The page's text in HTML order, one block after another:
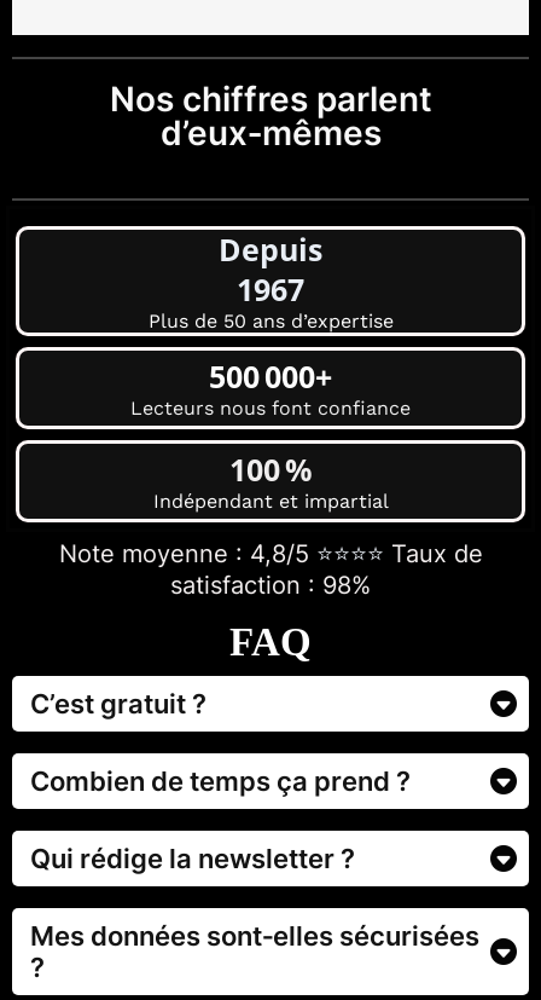
Nos chiffres parlent
d’eux‑mêmes
Depuis
1967
Plus de 50 ans d’expertise
500 000+
Lecteurs nous font confiance
100 %
Indépendant et impartial
Note moyenne : 4,8/5 ⭐️⭐️⭐️⭐️ Taux de
satisfaction : 98%
FAQ
C’est gratuit ?
Oui. Vous recevez notre newsletter par email sans
frais. Vous pouvez vous désabonner à tout moment.
Combien de temps ça prend ?
Moins de cinq minutes par semaine pour rester informé
et prendre des décisions éclairées.
Qui rédige la newsletter ?
Nos experts financiers et journalistes spécialisés.
Mes données sont‑elles sécurisées
?
Oui. Nous respectons votre vie privée et ne partageons